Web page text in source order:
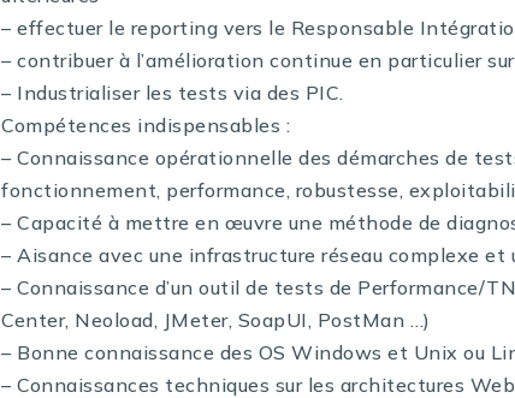
– effectuer le reporting vers le Responsable
– contribuer à l’amélioration continue en particulier
– Industrialiser les tests via des PIC.
Compétences indispensables :
– Connaissance opérationnelle des démarches de
fonctionnement, performance, robustesse,
– Capacité à mettre en œuvre une méthode de
– Aisance avec une infrastructure réseau complexe et
– Connaissance d’un outil de tests de Performance/
Center, Neoload, JMeter, SoapUI, PostMan …)
– Bonne connaissance des OS Windows et Unix ou
– Connaissances techniques sur les architectures Web